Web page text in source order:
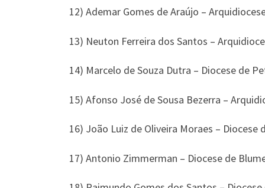
12) Ademar Gomes de Araújo –
13) Neuton Ferreira dos Santos –
14) Marcelo de Souza Dutra – Diocese de
15) Afonso José de Sousa Bezerra –
16) João Luiz de Oliveira Moraes – Diocese
17) Antonio Zimmerman – Diocese de